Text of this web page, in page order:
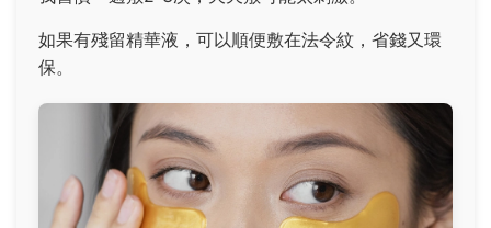
如果有殘留精華液，可以順便敷在法令紋，省錢又環
保。